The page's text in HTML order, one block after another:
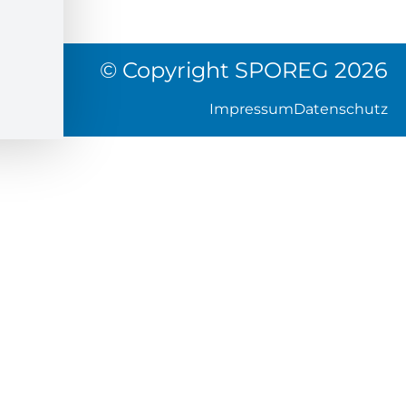
© Copyright SPOREG 2026
Datenschutz
Impressum